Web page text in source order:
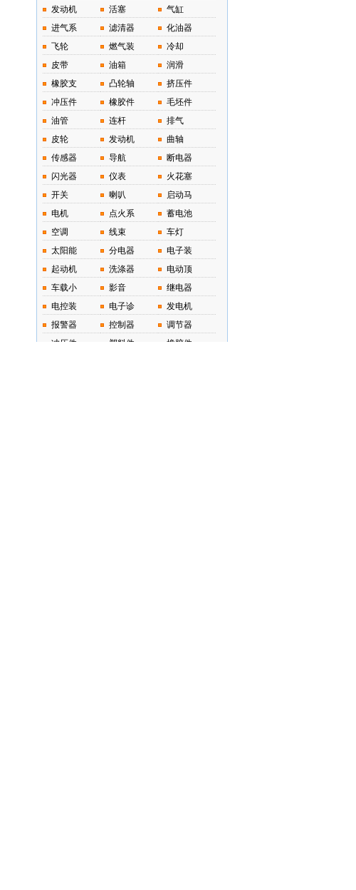
发动机
活塞
气缸
进气系
滤清器
化油器
飞轮
燃气装
冷却
皮带
油箱
润滑
橡胶支
凸轮轴
挤压件
冲压件
橡胶件
毛坯件
油管
连杆
排气
皮轮
发动机
曲轴
传感器
导航
断电器
闪光器
仪表
火花塞
开关
喇叭
启动马
电机
点火系
蓄电池
空调
线束
车灯
太阳能
分电器
电子装
起动机
洗涤器
电动顶
车载小
影音
继电器
电控装
电子诊
发电机
报警器
控制器
调节器
冲压件
塑料件
橡胶件